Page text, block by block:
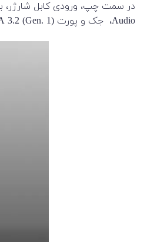
Audio، جک و پورت USB Type-A 3.2 (Gen. 1) دارید.